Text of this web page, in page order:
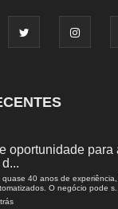
oportunidade para
quase 40 anos de
O negócio pode s...